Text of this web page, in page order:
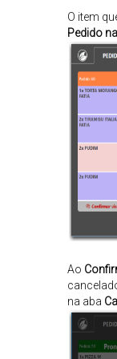
O item
Pedido
Ao
na aba